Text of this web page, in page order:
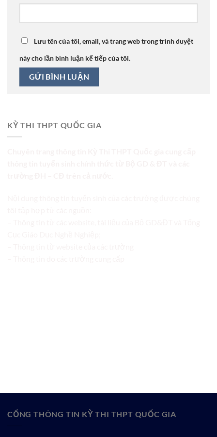
Lưu tên của tôi, email, và trang web trong trình duyệt
này cho lần bình luận kế tiếp của tôi.
KỲ THI THPT QUỐC GIA
CỔNG THÔNG TIN KỲ THI THPT QUỐC GIA